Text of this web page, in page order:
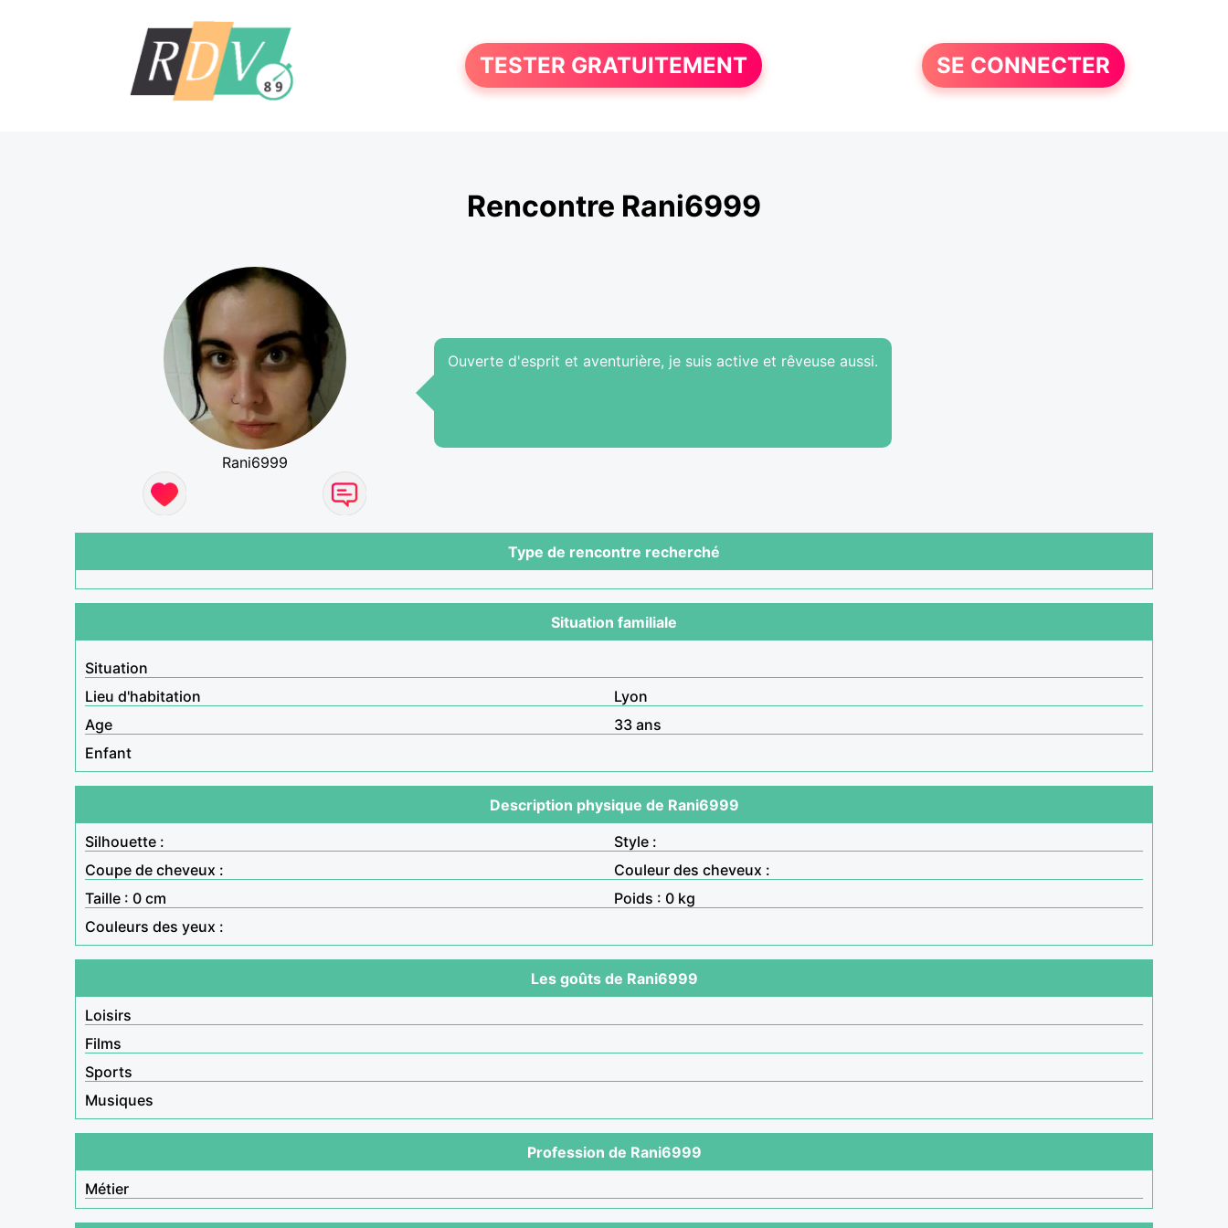
TESTER GRATUITEMENT SE CONNECTER
Rencontre Rani6999
Rani6999
Ouverte d'esprit et aventurière, je suis active et rêveuse aussi.
Type de rencontre recherché
Situation familiale
Situation
Lieu d'habitation
Lyon
Age
33 ans
Enfant
Description physique de Rani6999
Silhouette :
Style :
Coupe de cheveux :
Couleur des cheveux :
Taille : 0 cm
Poids : 0 kg
Couleurs des yeux :
Les goûts de Rani6999
Loisirs
Films
Sports
Musiques
Profession de Rani6999
Métier